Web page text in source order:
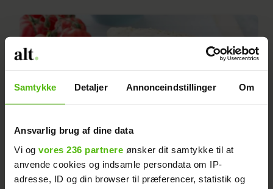
Samtykke Detaljer Annonceindstillinger Om
Ansvarlig brug af dine data
Vi og vores 236 partnere ønsker dit samtykke til at
anvende cookies og indsamle persondata om IP-
adresse, ID og din browser til præferencer, statistik og
Kulhydratfattig
kyllingeburger med